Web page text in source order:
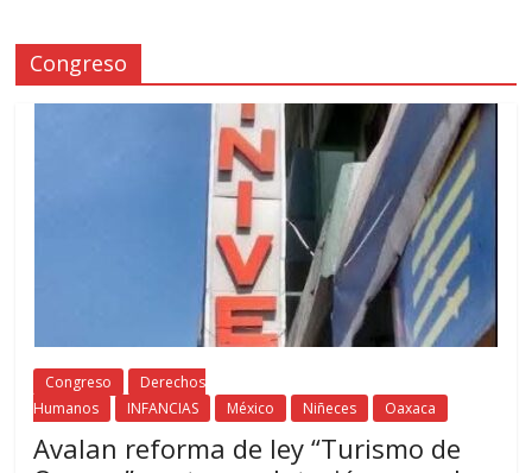
Congreso
Congreso
Derechos
Humanos
INFANCIAS México Niñeces Oaxaca
Avalan reforma de ley “Turismo de